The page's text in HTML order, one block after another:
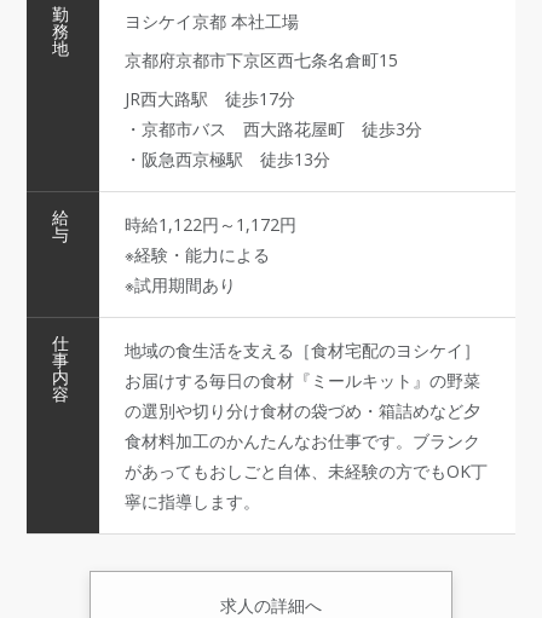
勤
務
地
ヨシケイ京都 本社工場
京都府京都市下京区西七条名倉町15
JR西大路駅 徒歩17分
・京都市バス 西大路花屋町 徒歩3分
・阪急西京極駅 徒歩13分
給
与
時給1,122円～1,172円
※経験・能力による
※試用期間あり
仕
事
内
容
地域の食生活を支える［食材宅配のヨシケイ］
お届けする毎日の食材『ミールキット』の野菜
の選別や切り分け食材の袋づめ・箱詰めなど夕
食材料加工のかんたんなお仕事です。ブランク
があってもおしごと自体、未経験の方でもOK丁
寧に指導します。
求人の詳細へ